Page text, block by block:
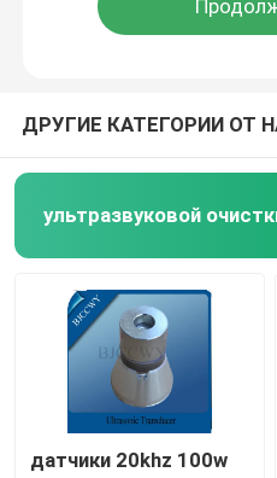
пьезоэлектрические
Ультразвуковой датчик
Ультразвуковой
ультразвуковой
ДРУГИЕ КАТЕГОРИИ ОТ
ультразвуковой
датчики 20khz 100w